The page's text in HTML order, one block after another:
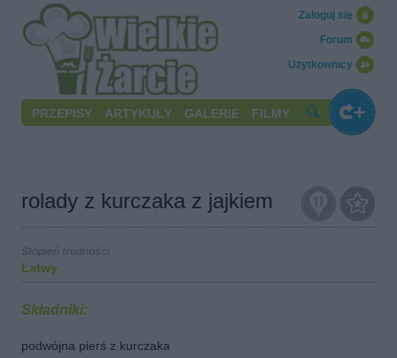
Użytkownicy
Forum
Zaloguj się
PRZEPISY ARTYKUŁY GALERIE FILMY
rolady z kurczaka z jajkiem
Łatwy
Składniki:
podwójna pierś z kurczaka